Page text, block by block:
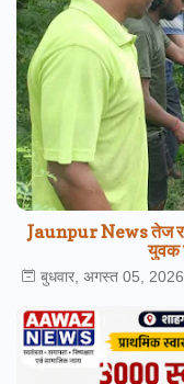
Jaunpur News तेज
युवक
बुधवार, अगस्त 05, 2026